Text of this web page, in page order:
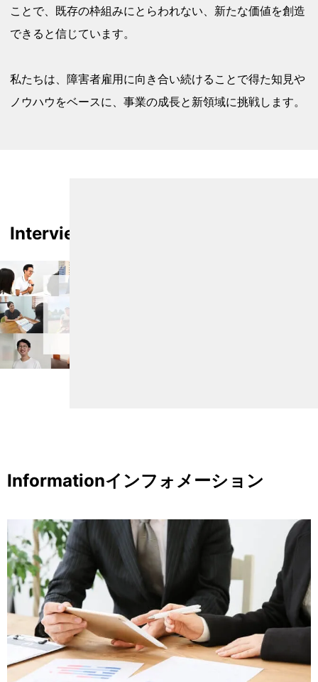
ことで、既存の枠組みにとらわれない、新たな価値を創造
できると信じています。
私たちは、障害者雇用に向き合い続けることで得た知見や
ノウハウをベースに、事業の成長と新領域に挑戦します。
Interview
Informationインフォメーション